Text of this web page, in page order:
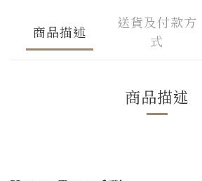
商品描述
送貨及付款方
式
商品描述